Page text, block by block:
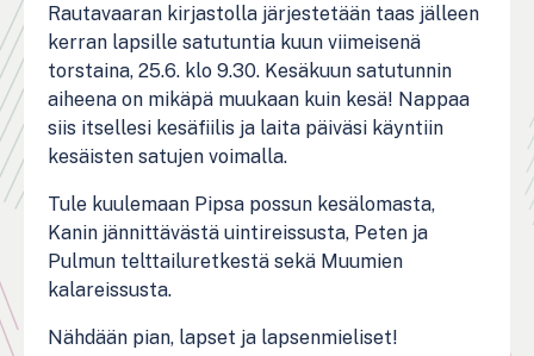
Rautavaaran kirjastolla järjestetään taas jälleen
kerran lapsille satutuntia kuun viimeisenä
torstaina, 25.6. klo 9.30. Kesäkuun satutunnin
aiheena on mikäpä muukaan kuin kesä! Nappaa
siis itsellesi kesäfiilis ja laita päiväsi käyntiin
kesäisten satujen voimalla.
Tule kuulemaan Pipsa possun kesälomasta,
Kanin jännittävästä uintireissusta, Peten ja
Pulmun telttailuretkestä sekä Muumien
kalareissusta.
Nähdään pian, lapset ja lapsenmieliset!